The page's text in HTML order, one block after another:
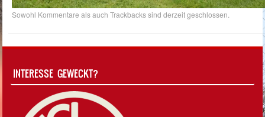
Sowohl Kommentare als auch Trackbacks sind derzeit geschlossen.
INTERESSE GEWECKT?